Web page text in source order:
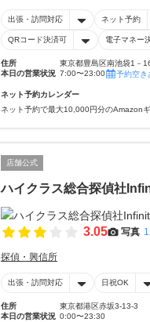
出張・訪問対応 ネット予約
QRコード決済可 電子マネー
住所
東京都豊島区南池袋1－
本日の営業状況 7:00〜23:00 予約空き
ネット予約カレンダー
ネット予約で最大10,000円分のAmazon
店舗公式
ハイクラス総合探偵社
3.05 写真
探偵・興信所
出張・訪問対応 日祝OK
住所
東京都港区赤坂3-13-3
本日の営業状況 0:00〜23:30